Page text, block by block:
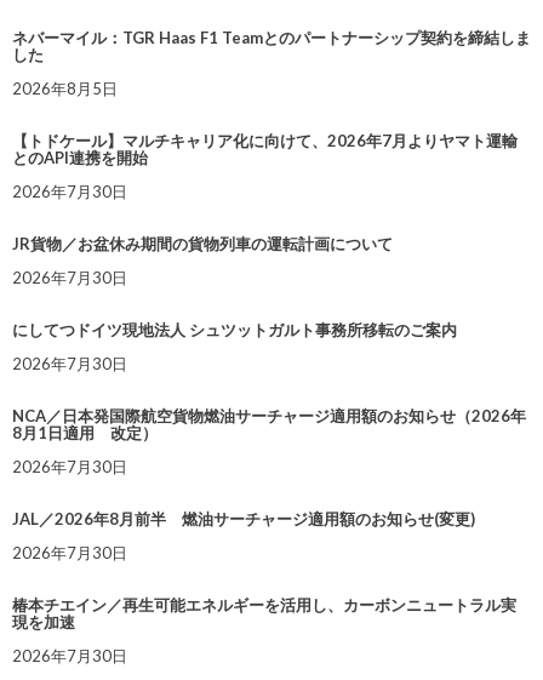
ネバーマイル：TGR Haas F1 Teamとのパートナーシップ契約を締結しま
した
2026年8月5日
【トドケール】マルチキャリア化に向けて、2026年7月よりヤマト運輸
とのAPI連携を開始
2026年7月30日
JR貨物／お盆休み期間の貨物列車の運転計画について
2026年7月30日
にしてつドイツ現地法人 シュツットガルト事務所移転のご案内
2026年7月30日
NCA／日本発国際航空貨物燃油サーチャージ適用額のお知らせ（2026年
8月1日適用 改定）
2026年7月30日
JAL／2026年8月前半 燃油サーチャージ適用額のお知らせ(変更)
2026年7月30日
椿本チエイン／再生可能エネルギーを活用し、カーボンニュートラル実
現を加速
2026年7月30日